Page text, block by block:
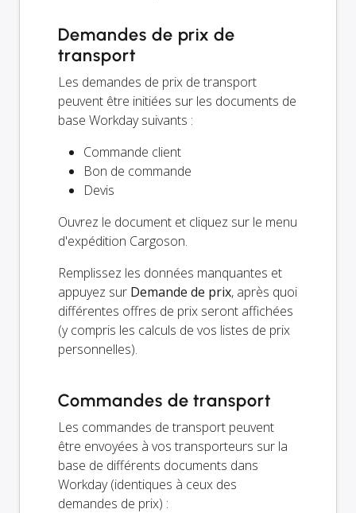
Demandes de prix de
transport
Les demandes de prix de transport
peuvent être initiées sur les documents de
base Workday suivants :
Commande client
Bon de commande
Devis
Ouvrez le document et cliquez sur le menu
d'expédition Cargoson.
Remplissez les données manquantes et
appuyez sur Demande de prix, après quoi
différentes offres de prix seront affichées
(y compris les calculs de vos listes de prix
personnelles).
Commandes de transport
Les commandes de transport peuvent
être envoyées à vos transporteurs sur la
base de différents documents dans
Workday (identiques à ceux des
demandes de prix) :